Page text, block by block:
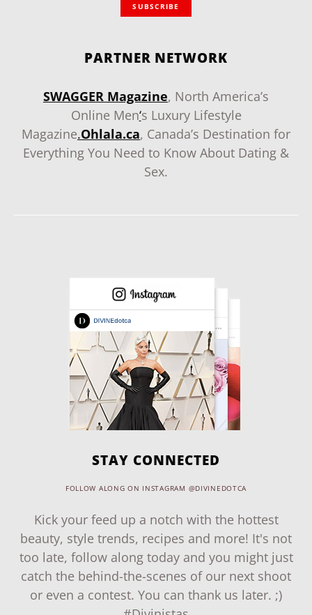
SUBSCRIBE
PARTNER NETWORK
SWAGGER Magazine, North America’s
Online Men‘s Luxury Lifestyle
Magazine.Ohlala.ca, Canada’s Destination for
Everything You Need to Know About Dating &
Sex.
STAY CONNECTED
FOLLOW ALONG ON INSTAGRAM @DIVINEDOTCA
Kick your feed up a notch with the hottest
beauty, style trends, recipes and more! It's not
too late, follow along today and you might just
catch the behind-the-scenes of our next shoot
or even a contest. You can thank us later. ;)